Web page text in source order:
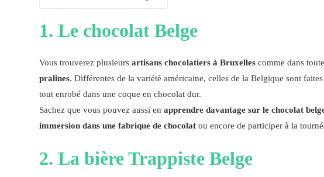
1. Le chocolat Belge
Vous trouverez plusieursartisans chocolatiers à Bruxelles comme dans
pralines. Différentes de la variété américaine, celles de la Belgique sont
tout enrobé dans une coque en chocolat dur.
Sachez que vous pouvez aussi enapprendre davantage sur le chocolat
immersion dans une fabrique de chocolat ou encore de participer à la
2. La bière Trappiste Belge